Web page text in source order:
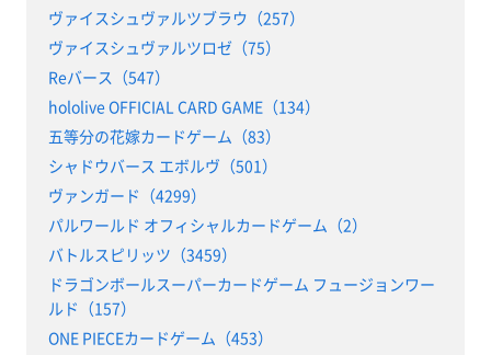
ヴァイスシュヴァルツブラウ（257）
ヴァイスシュヴァルツロゼ（75）
Reバース（547）
hololive OFFICIAL CARD GAME（134）
五等分の花嫁カードゲーム（83）
シャドウバース エボルヴ（501）
ヴァンガード（4299）
パルワールド オフィシャルカードゲーム（2）
バトルスピリッツ（3459）
ドラゴンボールスーパーカードゲーム フュージョンワー
ルド（157）
ONE PIECEカードゲーム（453）